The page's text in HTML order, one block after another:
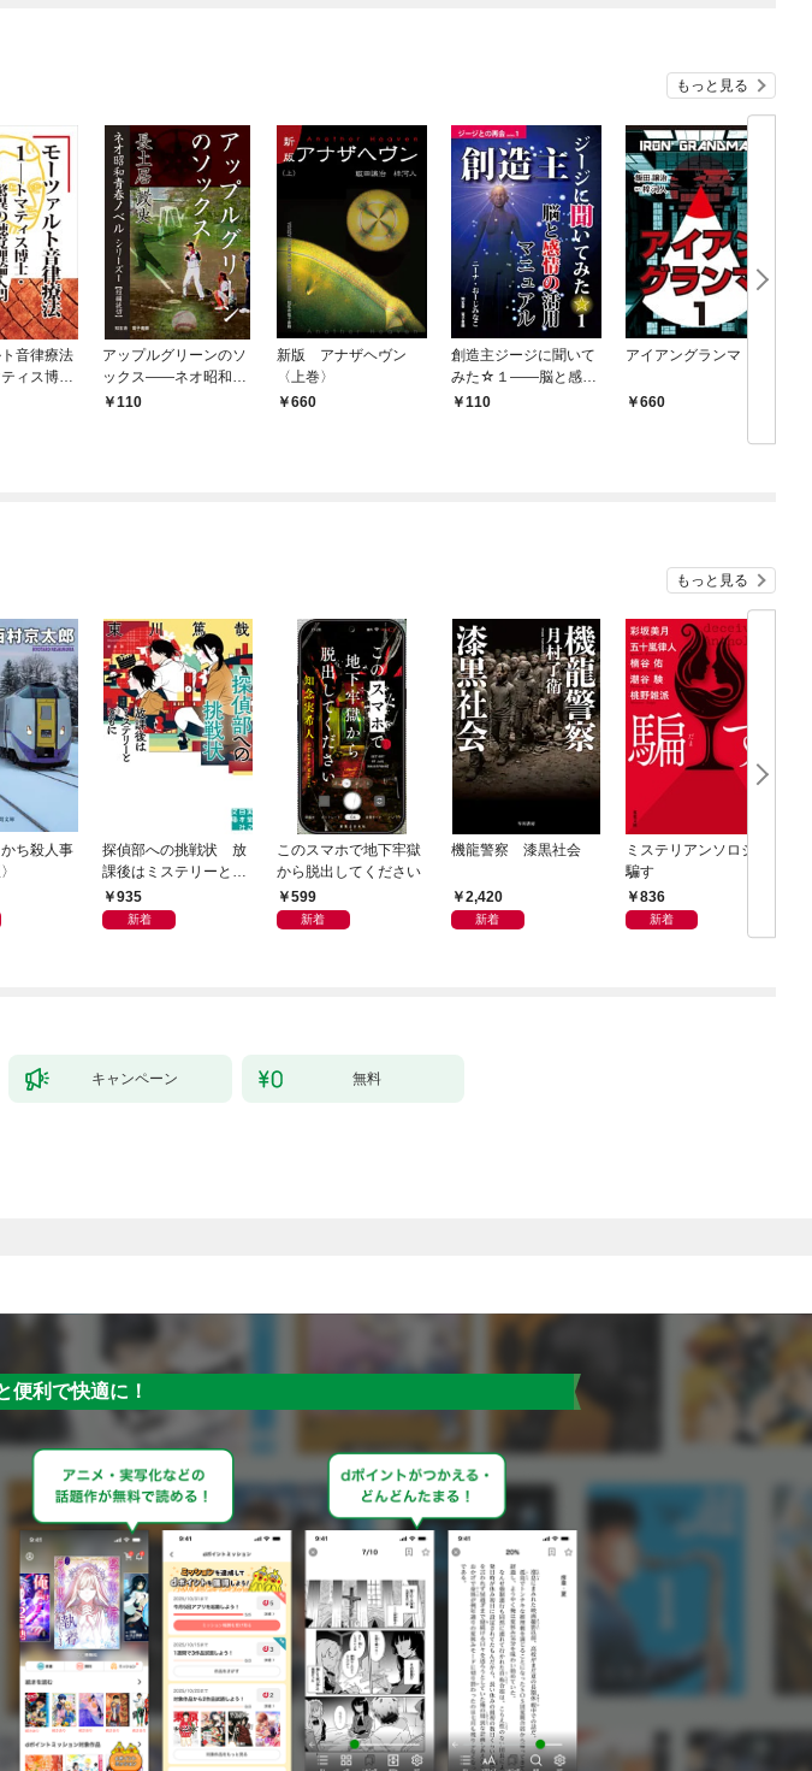
もっと見る
音律療法
ィス博
覚理論入
アップルグリーンのソ
ックス――ネオ昭和青
春ノベル シリーズ１
110
新版 アナザヘヴン
〈上巻〉
660
創造主ジージに聞いて
みた☆１――脳と感情
の活用マニュアル
110
アイアングランマ １
660
もっと見る
ち殺人事
探偵部への挑戦状 放
課後はミステリーとと
もに 新装版
935
新着
このスマホで地下牢獄
から脱出してください
599
新着
機龍警察 漆黒社会
2,420
新着
ミステリアンソロジー
騙す
836
新着
キャンペーン 無料
便利で快適に！